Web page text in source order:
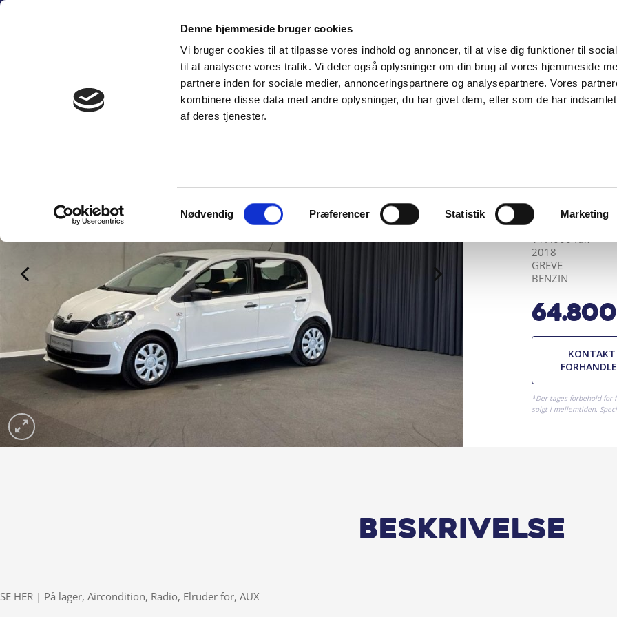
Denne hjemmeside bruger cookies
Vi bruger cookies til at tilpasse vores indhold og annoncer, til at vise dig funktioner til
til at analysere vores trafik. Vi deler også oplysninger om din brug af vores hjemmeside
partnere inden for sociale medier, annonceringspartnere og analysepartnere. Vores
kombinere disse data med andre oplysninger, du har givet dem, eller som de har
af deres tjenester.
Samtykkevalg
Nødvendig Præferencer Statistik Marketing
Fortsæt
SÆLG PERSONBIL SÆLG VAREBIL KØB BIL KONTAKT OS ARTIKLER FIND
MPI
KILOMETER
117.000 KM
ÅRGANG
2018
BY
GREVE
DRIVMIDDEL
BENZIN
64.800
KONTAKT
*Der tages forbehold for
solgt i mellemtiden.
Beskrivelse
SE HER | På lager, Aircondition, Radio, Elruder for, AUX